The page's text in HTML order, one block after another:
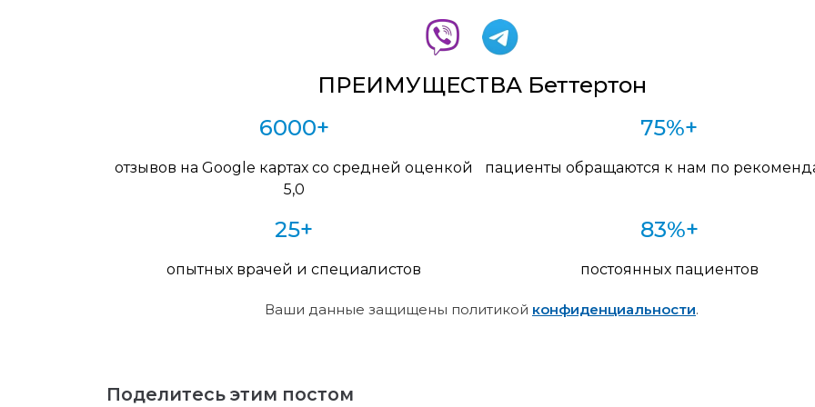
ПРЕИМУЩЕСТВА Беттертон
6000+
отзывов на Google картах со средней оценкой
5,0
75%+
пациенты обращаются к нам по
25+
опытных врачей и специалистов
83%+
постоянных пациентов
Ваши данные защищены политикой конфиденциальности.
Поделитесь этим постом